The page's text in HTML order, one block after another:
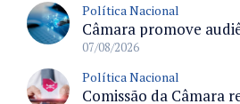
Política Nacional
07/08/2026
Política Nacional